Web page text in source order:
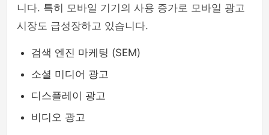
니다. 특히 모바일 기기의 사용 증가로 모바일 광고
시장도 급성장하고 있습니다.
검색 엔진 마케팅 (SEM)
소셜 미디어 광고
디스플레이 광고
비디오 광고